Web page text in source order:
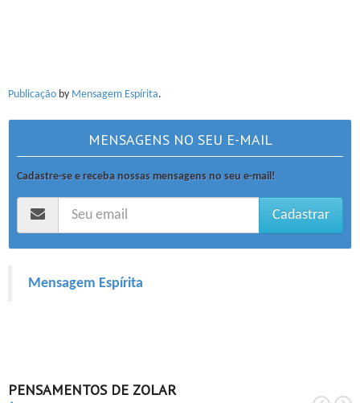
Publicação by Mensagem Espírita.
MENSAGENS NO SEU E-MAIL
Cadastre-se e receba nossas mensagens no seu e-mail!
Cadastrar
Mensagem Espírita
PENSAMENTOS DE ZOLAR